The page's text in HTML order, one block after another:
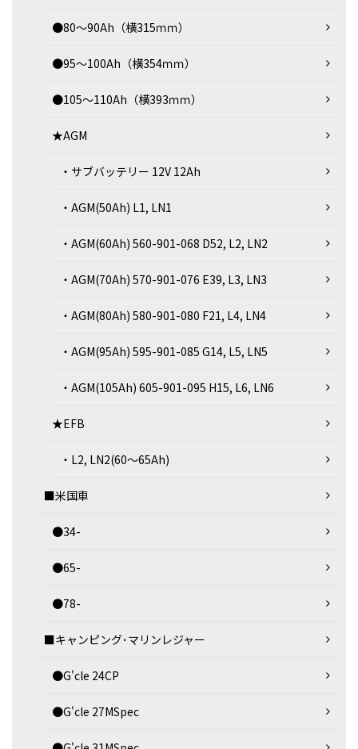
●80～90Ah（横315ｍｍ）
●95～100Ah（横354ｍｍ）
●105～110Ah（横393ｍｍ）
★AGM
・サブバッテリー 12V 12Ah
・AGM(50Ah) L1, LN1
・AGM(60Ah) 560-901-068 D52, L2, LN2
・AGM(70Ah) 570-901-076 E39, L3, LN3
・AGM(80Ah) 580-901-080 F21, L4, LN4
・AGM(95Ah) 595-901-085 G14, L5, LN5
・AGM(105Ah) 605-901-095 H15, L6, LN6
★EFB
・L2, LN2(60～65Ah)
■米国車
●34-
●65-
●78-
■キャンピング･マリンレジャー
●G'cle 24CP
●G'cle 27MSpec